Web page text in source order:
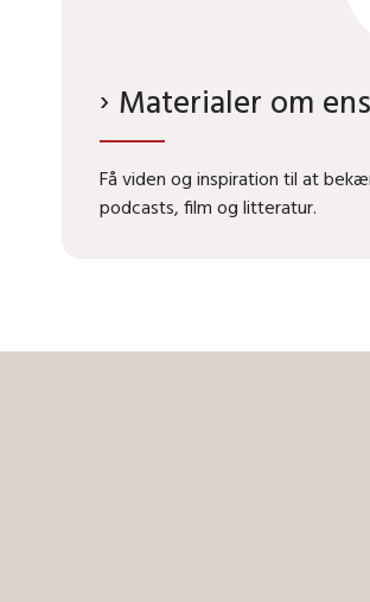
Materialer om
Få viden og inspiration til at
podcasts, film og litteratur.